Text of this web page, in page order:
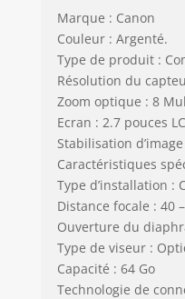
Marque : Canon
Couleur : Argenté.
Type de produit :
Résolution du
Zoom optique : 8
Ecran : 2.7 pouces
Stabilisation
Caractéristiques
Type d’installation :
Distance focale : 40
Ouverture du
Type de viseur :
Capacité : 64 Go
Technologie de